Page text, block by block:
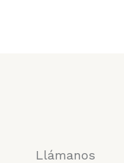
Llámanos